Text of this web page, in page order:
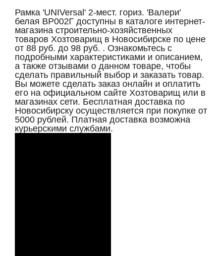
Рамка 'UNIVersal' 2-мест. гориз. 'Валери'
белая ВР002Г доступны в каталоге интернет-
магазина строительно-хозяйственных
товаров Хозтоварищ в Новосибирске по цене
от 88 руб. до 98 руб. . Ознакомьтесь с
подробными характеристиками и описанием,
а также отзывами о данном товаре, чтобы
сделать правильный выбор и заказать товар.
Вы можете сделать заказ онлайн и оплатить
его на официальном сайте Хозтоварищ или в
магазинах сети. Бесплатная доставка по
Новосибирску осуществляется при покупке от
5000 рублей. Платная доставка возможна
курьерскими службами.